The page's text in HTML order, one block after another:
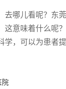
去哪儿看呢？东
这意味着什么呢
学，可以为患者
院